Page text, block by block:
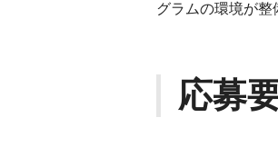
グラムの環境が整
応募